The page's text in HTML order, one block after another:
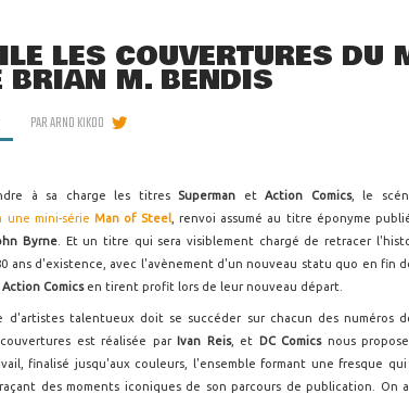
LES COUVERTURES DU
BRIAN M. BENDIS
PARARNO KIKOO
à sa charge les titres Superman etAction Comics, le
une mini-série Man of Steel, renvoi assumé au titre éponyme
Byrne . Et un titre qui sera visiblement chargé de retracer
ans d'existence, avec l'avènement d'un nouveau statu quo en fin
Action Comics en tirent profit lors de leur nouveau départ.
d'artistes talentueux doit se succéder sur chacun des numéros
est réalisée par Ivan Reis, et DC Comics nous
finalisé jusqu'aux couleurs, l'ensemble formant une fresque
des moments iconiques de son parcours de publication. On